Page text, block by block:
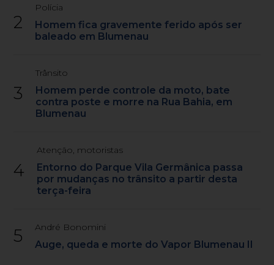
2
Polícia
Homem fica gravemente ferido após ser
baleado em Blumenau
3
Trânsito
Homem perde controle da moto, bate
contra poste e morre na Rua Bahia, em
Blumenau
4
Atenção, motoristas
Entorno do Parque Vila Germânica passa
por mudanças no trânsito a partir desta
terça-feira
5 André Bonomini
Auge, queda e morte do Vapor Blumenau II